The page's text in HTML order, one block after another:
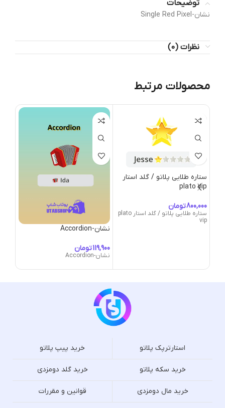
توضیحات
نشان-Single Red Pixel
نظرات (0)
محصولات مرتبط
ستاره طلایی پلاتو / گلد استار
plato vip
تومان
ستاره طلایی پلاتو / گلد استار plato
vip
نشان-Accordion
تومان
نشان-Accordion
استارترپک پلاتو خرید پیپ پلاتو
خرید سکه پلاتو خرید گلد دومزدی
خرید مال دومزدی قوانین و مقررات